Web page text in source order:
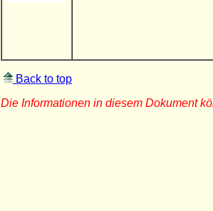
Back to top
Die Informationen in diesem Dokument